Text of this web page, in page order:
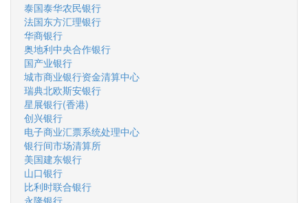
泰国泰华农民银行
法国东方汇理银行
华商银行
奥地利中央合作银行
国产业银行
城市商业银行资金清算中心
瑞典北欧斯安银行
星展银行(香港)
创兴银行
电子商业汇票系统处理中心
银行间市场清算所
美国建东银行
山口银行
比利时联合银行
永隆银行